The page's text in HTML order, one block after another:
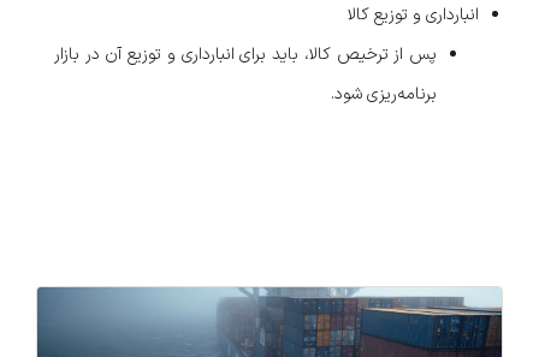
انبارداری و توزیع کالا
پس از ترخیص کالا، باید برای انبارداری و توزیع آن در بازار
برنامه‌ریزی شود.